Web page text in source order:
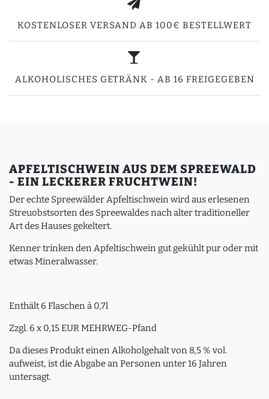
KOSTENLOSER VERSAND AB 100€ BESTELLWERT
ALKOHOLISCHES GETRÄNK - AB 16 FREIGEGEBEN
APFELTISCHWEIN AUS DEM SPREEWALD
- EIN LECKERER FRUCHTWEIN!
Der echte Spreewälder Apfeltischwein wird aus erlesenen
Streuobstsorten des Spreewaldes nach alter traditioneller
Art des Hauses gekeltert.
Kenner trinken den Apfeltischwein gut gekühlt pur oder mit
etwas Mineralwasser.
Enthält 6 Flaschen à 0,7l
Zzgl. 6 x 0,15 EUR MEHRWEG-Pfand
Da dieses Produkt einen Alkoholgehalt von 8,5 % vol.
aufweist, ist die Abgabe an Personen unter 16 Jahren
untersagt.